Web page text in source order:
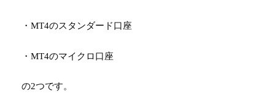
・MT4のスタンダード口座
・MT4のマイクロ口座
の2つです。